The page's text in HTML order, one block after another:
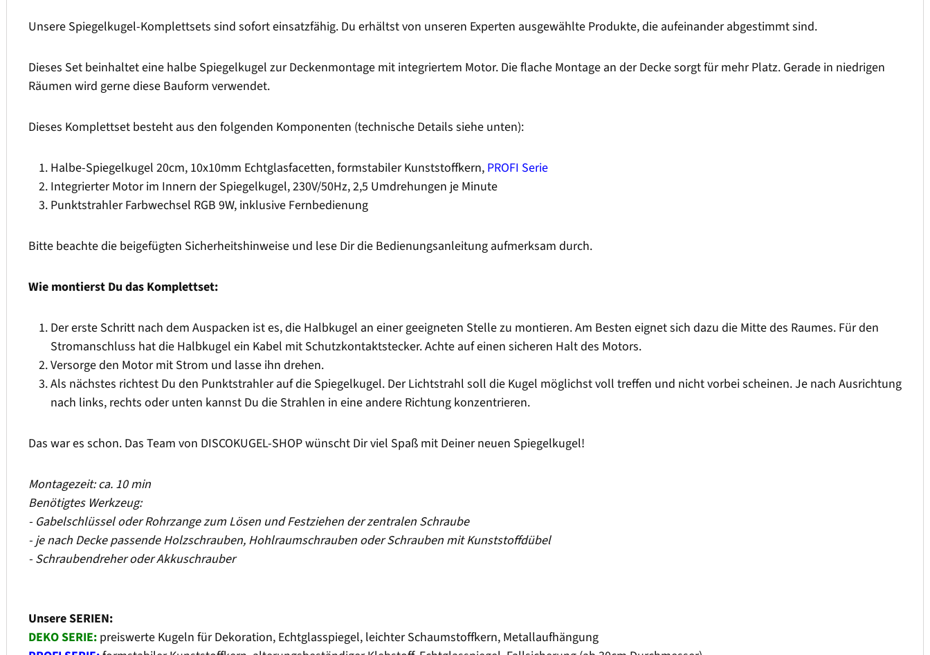
Unsere Spiegelkugel-Komplettsets sind sofort einsatzfähig. Du erhältst von unseren Experten ausgewählte Produkte, die aufeinander abgestimmt sind.
Dieses Set beinhaltet eine halbe Spiegelkugel zur Deckenmontage mit integriertem Motor. Die flache Montage an der Decke sorgt für mehr Platz. Gerade in niedrigen
Räumen wird gerne diese Bauform verwendet.
Dieses Komplettset besteht aus den folgenden Komponenten (technische Details siehe unten):
Halbe-Spiegelkugel 20cm, 10x10mm Echtglasfacetten, formstabiler Kunststoffkern, PROFI Serie
Integrierter Motor im Innern der Spiegelkugel, 230V/50Hz, 2,5 Umdrehungen je Minute
Punktstrahler Farbwechsel RGB 9W, inklusive Fernbedienung
Bitte beachte die beigefügten Sicherheitshinweise und lese Dir die Bedienungsanleitung aufmerksam durch.
Wie montierst Du das Komplettset:
Der erste Schritt nach dem Auspacken ist es, die Halbkugel an einer geeigneten Stelle zu montieren. Am Besten eignet sich dazu die Mitte des Raumes. Für den
Stromanschluss hat die Halbkugel ein Kabel mit Schutzkontaktstecker. Achte auf einen sicheren Halt des Motors.
Versorge den Motor mit Strom und lasse ihn drehen.
Als nächstes richtest Du den Punktstrahler auf die Spiegelkugel. Der Lichtstrahl soll die Kugel möglichst voll treffen und nicht vorbei scheinen. Je nach Ausrichtung
nach links, rechts oder unten kannst Du die Strahlen in eine andere Richtung konzentrieren.
Das war es schon. Das Team von DISCOKUGEL-SHOP wünscht Dir viel Spaß mit Deiner neuen Spiegelkugel!
Montagezeit: ca. 10 min
Benötigtes Werkzeug:
- Gabelschlüssel oder Rohrzange zum Lösen und Festziehen der zentralen Schraube
- je nach Decke passende Holzschrauben, Hohlraumschrauben oder Schrauben mit Kunststoffdübel
- Schraubendreher oder Akkuschrauber
Unsere SERIEN:
DEKO SERIE: preiswerte Kugeln für Dekoration, Echtglasspiegel, leichter Schaumstoffkern, Metallaufhängung